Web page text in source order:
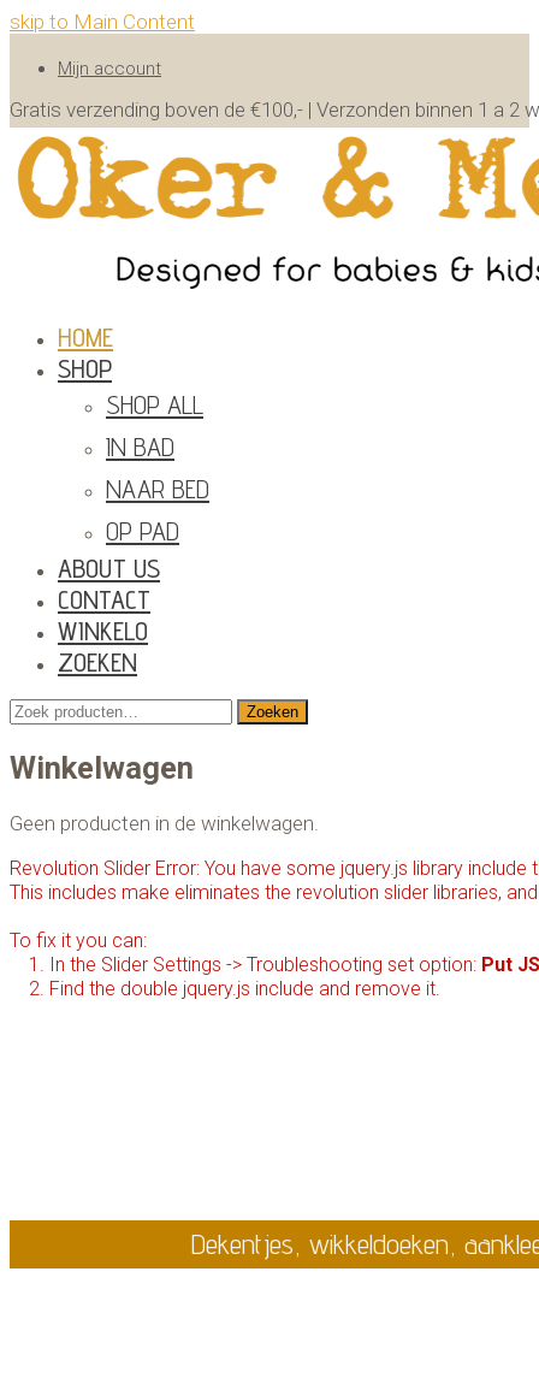
skip to Main Content
Mijn account
Gratis verzending boven de €100,- | Verzonden binnen 1 a 2
HOME
SHOP
SHOP ALL
IN BAD
NAAR BED
OP PAD
ABOUT US
CONTACT
WINKEL0
ZOEKEN
Open
Menu
Zoeken
Zoeken
Winkelwagen
Geen producten in de winkelwagen.
Revolution Slider Error: You have some jquery.js library
This includes make eliminates the revolution slider libraries,
To fix it you can:
1. In the Slider Settings -> Troubleshooting set option: Put
2. Find the double jquery.js include and remove it.
Dekentjes, wikkeldoeken,